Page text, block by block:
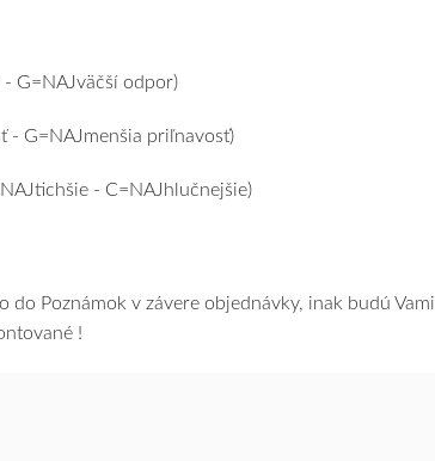
G=NAJväčší odpor)
- G=NAJmenšia priľnavosť)
- C=NAJhlučnejšie)
Poznámok v závere objednávky, inak budú Vami
!